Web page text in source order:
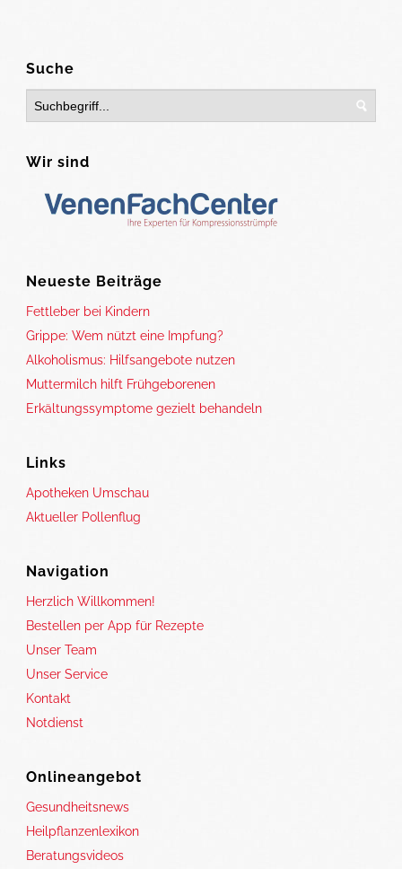
Suche
Wir sind
Neueste Beiträge
Fettleber bei Kindern
Grippe: Wem nützt eine Impfung?
Alkoholismus: Hilfsangebote nutzen
Muttermilch hilft Frühgeborenen
Erkältungssymptome gezielt behandeln
Links
Apotheken Umschau
Aktueller Pollenflug
Navigation
Herzlich Willkommen!
Bestellen per App für Rezepte
Unser Team
Unser Service
Kontakt
Notdienst
Onlineangebot
Gesundheitsnews
Heilpflanzenlexikon
Beratungsvideos